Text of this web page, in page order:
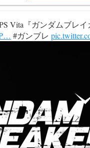
Vita『ガンダムブレ
#ガンブレ